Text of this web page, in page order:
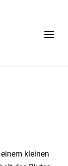
Menu
kleinen